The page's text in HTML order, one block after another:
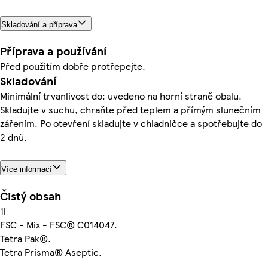
Skladování a příprava
Příprava a používání
Před použitím dobře protřepejte.
Skladování
Minimální trvanlivost do: uvedeno na horní straně obalu.
Skladujte v suchu, chraňte před teplem a přímým slunečním
zářením. Po otevření skladujte v chladničce a spotřebujte do
2 dnů.
Více informací
Čistý obsah
1l
FSC - Mix - FSC® C014047.
Tetra Pak®.
Tetra Prisma® Aseptic.